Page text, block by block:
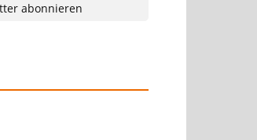
abonnieren